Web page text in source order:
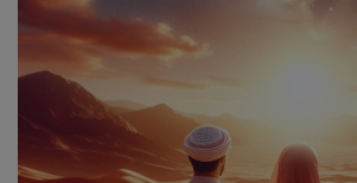
Sekolah
Tutorial
Peluang Usaha